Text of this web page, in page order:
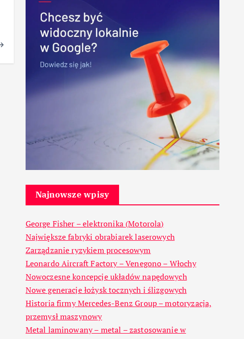
Najnowsze wpisy
George Fisher – elektronika (Motorola)
Największe fabryki obrabiarek laserowych
Zarządzanie ryzykiem procesowym
Leonardo Aircraft Factory – Venegono – Włochy
Nowoczesne koncepcje układów napędowych
Nowe generacje łożysk tocznych i ślizgowych
Historia firmy Mercedes-Benz Group – motoryzacja,
przemysł maszynowy
Metal laminowany – metal – zastosowanie w